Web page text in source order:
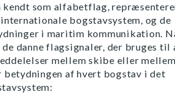
kendt som alfabetflag,
bogstavsystem, og de
i maritim kommunikation.
de danne flagsignaler, der bruges til
mellem skibe eller
betydningen af hvert bogstav i det